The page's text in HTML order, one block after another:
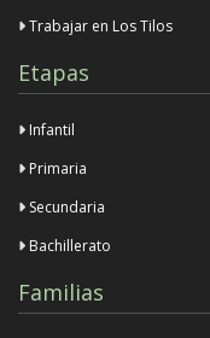
Trabajar en Los Tilos
Etapas
Infantil
Primaria
Secundaria
Bachillerato
Familias